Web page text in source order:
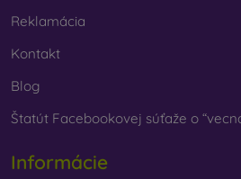
Reklamácia
Kontakt
Blog
Štatút Facebookovej súťaže o
Informácie